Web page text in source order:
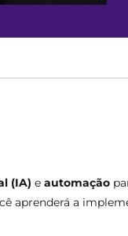
(IA) e automação
aprenderá a